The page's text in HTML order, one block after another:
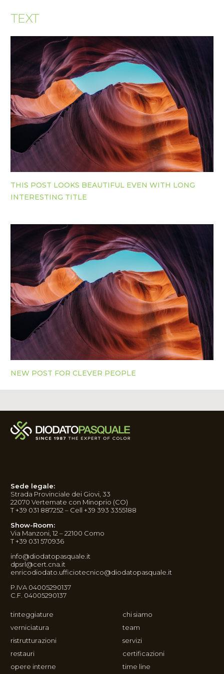
TEXT
THIS POST LOOKS BEAUTIFUL EVEN WITH LONG
INTERESTING TITLE
NEW POST FOR CLEVER PEOPLE
Sede legale:
Strada Provinciale dei Giovi, 33
22070 Vertemate con Minoprio (CO)
T +39 031 887252 – Cell +39 393 3355188
Show-Room:
Via Manzoni, 12 – 22100 Como
T +39 031 570936
info@diodatopasquale.it
dpsrl@cert.cna.it
enricodiodato.ufficiotecnico@diodatopasquale.it
P.IVA 04005290137
C.F. 04005290137
tinteggiature
verniciatura
ristrutturazioni
restauri
opere interne
chi siamo
team
servizi
certificazioni
time line